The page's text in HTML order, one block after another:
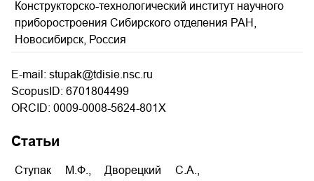
Конструкторско-технологический институт научного
приборостроения Сибирского отделения РАН,
Новосибирск, Россия
E-mail: stupak@tdisie.nsc.ru
ScopusID: 6701804499
ORCID: 0009-0008-5624-801X
Статьи
Ступак М.Ф., Дворецкий С.А.,